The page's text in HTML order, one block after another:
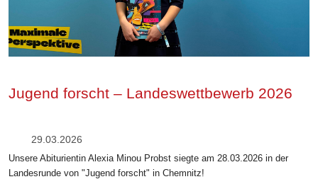
Jugend forscht – Landeswettbewerb 2026
29.03.2026
Unsere Abiturientin Alexia Minou Probst siegte am 28.03.2026 in der
Landesrunde von "Jugend forscht" in Chemnitz!